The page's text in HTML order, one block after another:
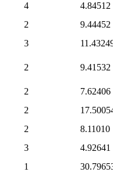
4
4.84512
2
9.44452
3
2 9.41532
2
7.62406
2
2
8.11010
3
4.92641
1